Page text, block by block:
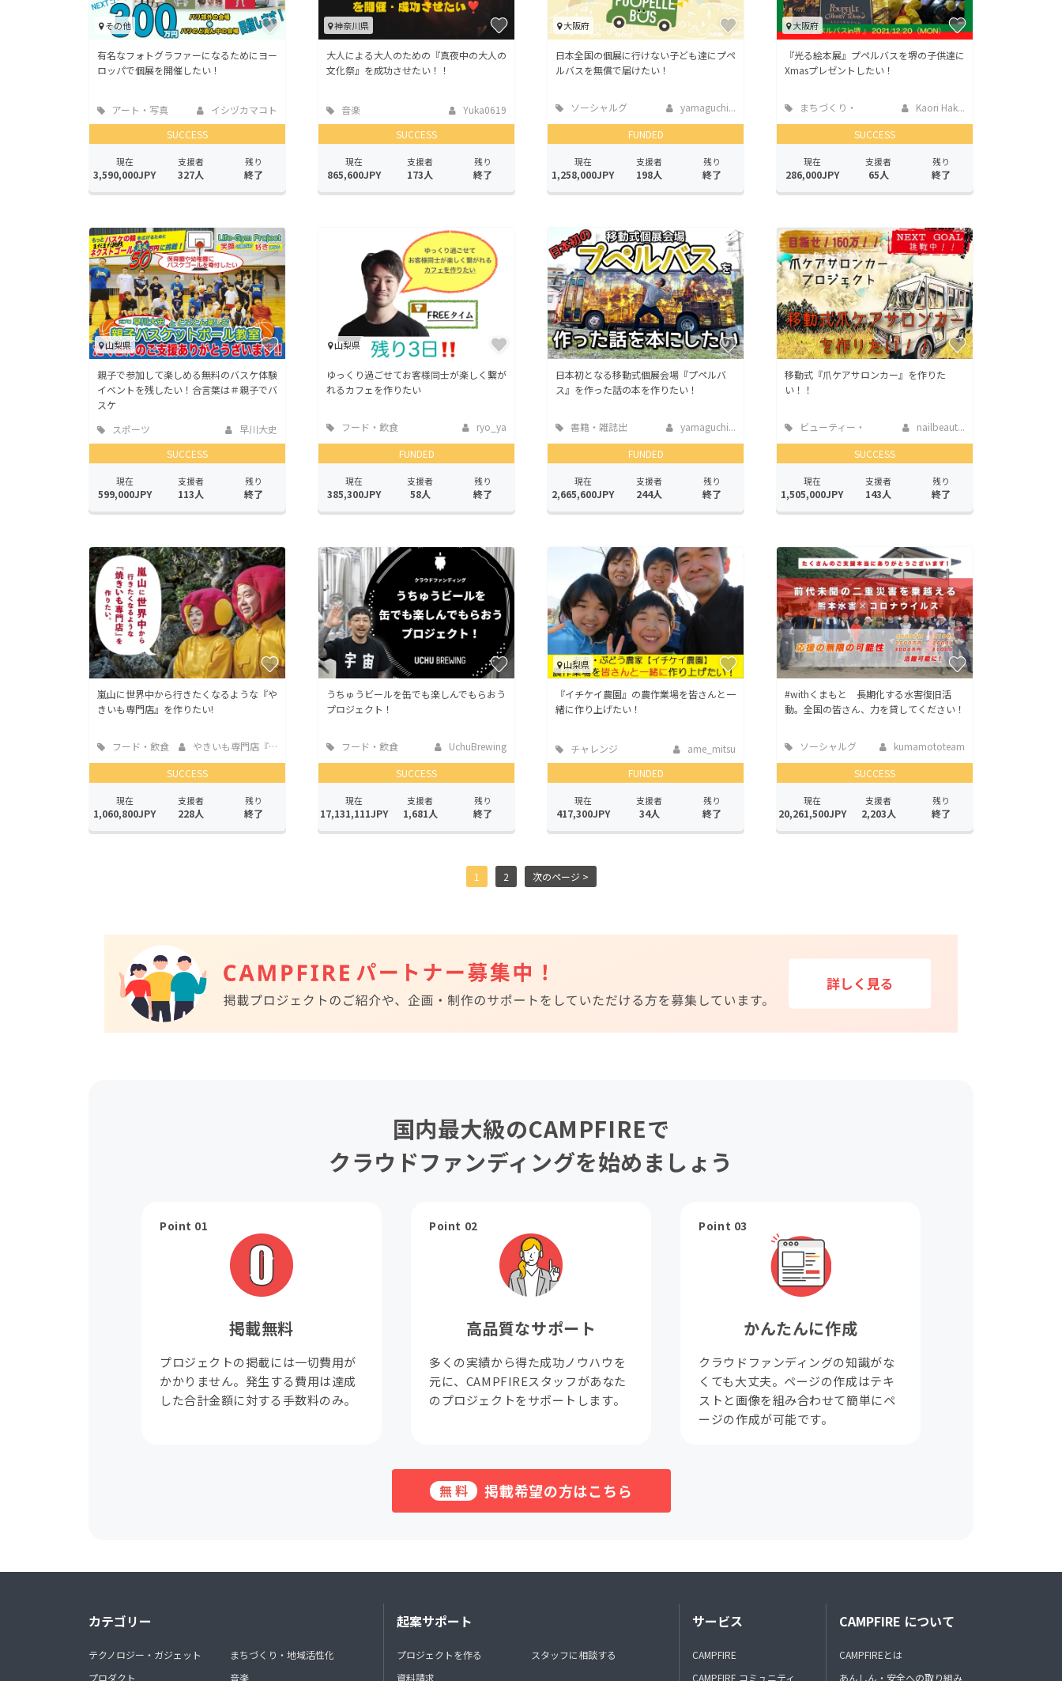
その他
有名なフォトグラファーになるためにヨー
ロッパで個展を開催したい！
アート・写真
イシヅカマコト
SUCCESS
現在
3,590,000JPY
支援者
327人
残り
終了
神奈川県
大人による大人のための『真夜中の大人の
文化祭』を成功させたい！！
音楽
Yuka0619
SUCCESS
現在
865,600JPY
支援者
173人
残り
終了
大阪府
日本全国の個展に行けない子ども達にプペ
ルバスを無償で届けたい！
ソーシャルグ
ッド
yamaguchi...
FUNDED
現在
1,258,000JPY
支援者
198人
残り
終了
大阪府
『光る絵本展』プペルバスを堺の子供達に
Xmasプレゼントしたい！
まちづくり・
地域活性化
Kaori Hak...
SUCCESS
現在
286,000JPY
支援者
65人
残り
終了
山梨県
親子で参加して楽しめる無料のバスケ体験
イベントを残したい！合言葉は＃親子でバ
スケ
スポーツ
早川大史
SUCCESS
現在
599,000JPY
支援者
113人
残り
終了
山梨県
ゆっくり過ごせてお客様同士が楽しく繋が
れるカフェを作りたい
フード・飲食
店
ryo_ya
FUNDED
現在
385,300JPY
支援者
58人
残り
終了
日本初となる移動式個展会場『プペルバ
ス』を作った話の本を作りたい！
書籍・雑誌出
版
yamaguchi...
FUNDED
現在
2,665,600JPY
支援者
244人
残り
終了
移動式『爪ケアサロンカー』を作りた
い！！
ビューティー・
ヘルスケア
nailbeaut...
SUCCESS
現在
1,505,000JPY
支援者
143人
残り
終了
嵐山に世界中から行きたくなるような『や
きいも専門店』を作りたい!
フード・飲食
店
やきいも専門店『菟...
SUCCESS
現在
1,060,800JPY
支援者
228人
残り
終了
うちゅうビールを缶でも楽しんでもらおう
プロジェクト！
フード・飲食
店
UchuBrewing
SUCCESS
現在
17,131,111JPY
支援者
1,681人
残り
終了
山梨県
『イチケイ農園』の農作業場を皆さんと一
緒に作り上げたい！
チャレンジ
ame_mitsu
FUNDED
現在
417,300JPY
支援者
34人
残り
終了
#withくまもと 長期化する水害復旧活
動。全国の皆さん、力を貸してください！
ソーシャルグ
ッド
kumamototeam
SUCCESS
現在
20,261,500JPY
支援者
2,203人
残り
終了
1 2 次のページ >
国内最大級のCAMPFIREで
クラウドファンディングを始めましょう
Point 01
掲載無料
プロジェクトの掲載には一切費用が
かかりません。発生する費用は達成
した合計金額に対する手数料のみ。
Point 02
高品質なサポート
多くの実績から得た成功ノウハウを
元に、CAMPFIREスタッフがあなた
のプロジェクトをサポートします。
Point 03
かんたんに作成
クラウドファンディングの知識がな
くても大丈夫。ページの作成はテキ
ストと画像を組み合わせて簡単にペ
ージの作成が可能です。
無料 掲載希望の方はこちら
カテゴリー
テクノロジー・ガジェット
プロダクト
まちづくり・地域活性化
音楽
起案サポート
プロジェクトを作る
資料請求
スタッフに相談する
サービス
CAMPFIRE
CAMPFIRE コミュニティ
CAMPFIRE について
CAMPFIREとは
あんしん・安全への取り組み